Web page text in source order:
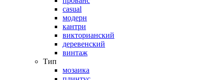
casual
модерн
кантри
викторианский
деревенский
винтаж
Тип
мозаика